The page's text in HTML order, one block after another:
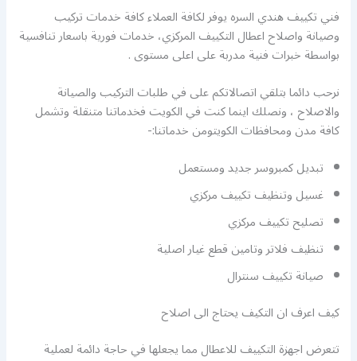
فني تكييف هندي السره يوفر لكافة العملاء كافة خدمات تركيب
وصيانة واصلاح اعطال التكييف المركزي، خدمات فورية باسعار تنافسية
بواسطة خبرات فنية مدربة على اعلى مستوى .
نرحب دائما بتلقي اتصالاتكم على في طلبات التركيب والصيانة
والاصلاح ، ونصلك اينما كنت في الكويت فخدماتنا متنقلة وتشمل
كافة مدن ومحافظات الكويتومن خدماتنا:-
تبديل كمبروسر جديد ومستعمل
غسيل وتنظيف تكييف مركزي
تصليح تكييف مركزي
تنظيف فلاتر وتامين قطع غيار اصلية
صيانة تكييف سنترال
كيف اعرف ان التكيف يحتاج الى اصلاح
تتعرض اجهزة التكييف للاعطال مما يجعلها في حاجة دائمة لعملية